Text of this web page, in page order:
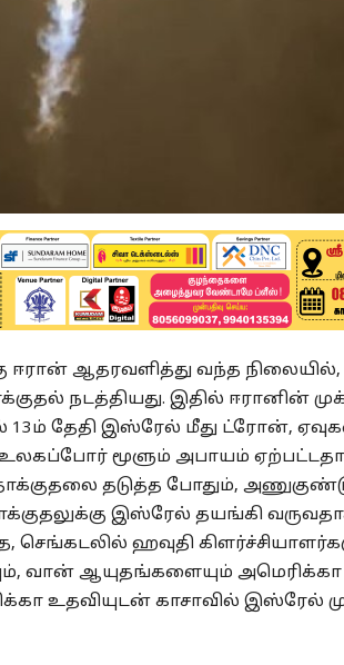
ஆதரவளித்து வந்த நிலையில்,
நடத்தியது. இதில் ஈரானின்
13ம் தேதி இஸ்ரேல் மீது ட்ரோன்,
மூளும் அபாயம்
தடுத்த போதும்,
இஸ்ரேல் தயங்கி
ஹவுதி
வான் ஆயுதங்களையும் அமெரிக்கா
உதவியுடன் காசாவில் இஸ்ரேல்